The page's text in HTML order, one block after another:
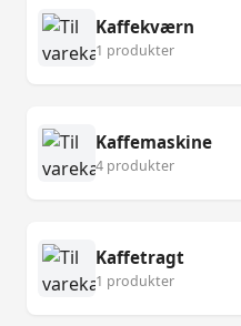
Kaffekværn
1 produkter
Kaffemaskine
4 produkter
Kaffetragt
1 produkter